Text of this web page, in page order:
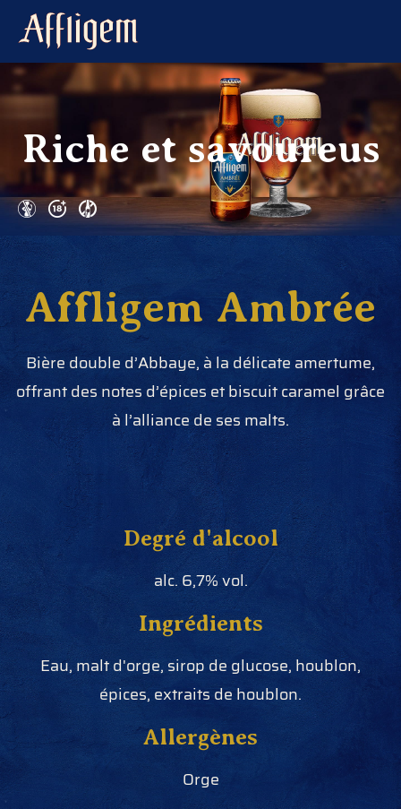
Riche et savoureus
Affligem Ambrée
Bière double d’Abbaye, à la délicate amertume,
offrant des notes d’épices et biscuit caramel grâce
à l’alliance de ses malts.
Degré d'alcool
alc. 6,7% vol.
Ingrédients
Eau, malt d'orge, sirop de glucose, houblon,
épices, extraits de houblon.
Allergènes
Orge